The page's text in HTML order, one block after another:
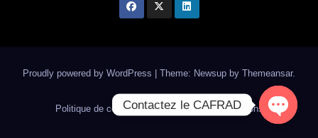
Proudly powered by WordPress Theme: Newsup by Themeansar.
Politique de confidentialité Termes & Conditions
Contactez le CAFRAD